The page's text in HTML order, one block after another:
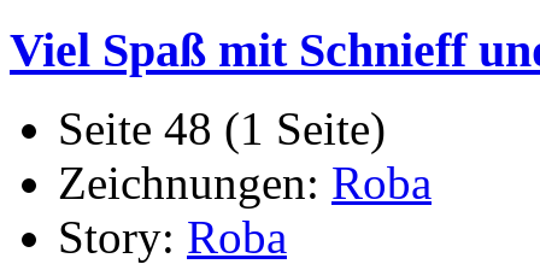
Viel Spaß mit Schnieff
Seite 48 (1 Seite)
Zeichnungen: Roba
Story: Roba